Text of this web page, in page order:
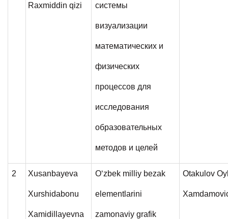
Raxmiddin qizi системы
визуализации
математических и
физических
процессов для
исследования
образовательных
методов и целей
2 Xusanbayeva
Xurshidabonu
Xamidillayevna
O‘zbek milliy bezak
elementlarini
zamonaviy grafik
Otakulov